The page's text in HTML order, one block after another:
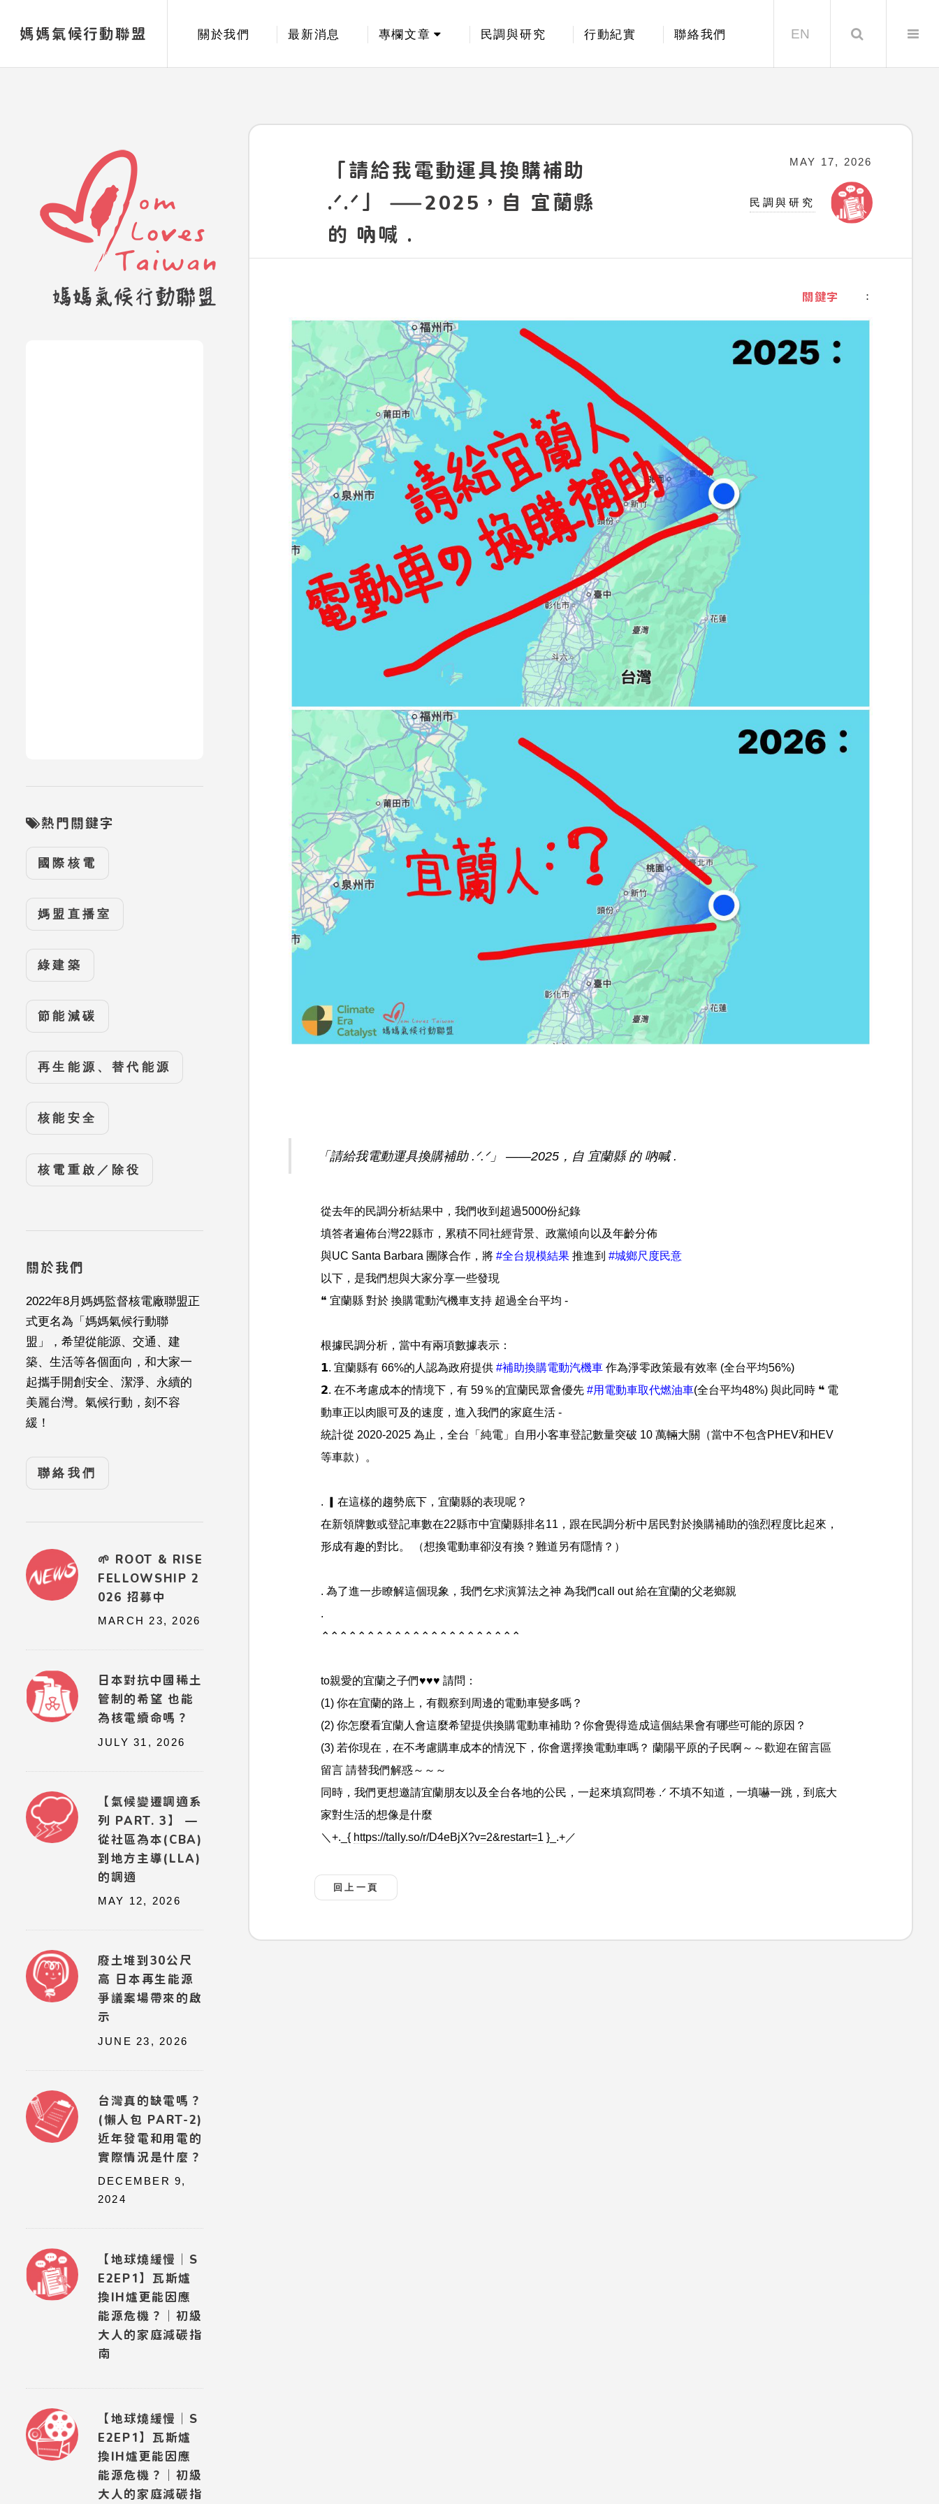
媽媽氣候行動聯盟 關於我們 最新消息 專欄文章 民調與研究 行動紀實 聯絡我們 EN Search
「請給我電動運具換購補助
.ᐟ.ᐟ」 ——2025，自 宜蘭縣
的 吶喊 .
MAY 17, 2026
民調與研究
關鍵字 ：
「請給我電動運具換購補助 .ᐟ.ᐟ」 ——2025，自 宜蘭縣 的 吶喊 .
從去年的民調分析結果中，我們收到超過5000份紀錄
填答者遍佈台灣22縣市，累積不同社經背景、政黨傾向以及年齡分佈
與UC Santa Barbara 團隊合作，將 #全台規模結果 推進到#城鄉尺度民意
以下，是我們想與大家分享一些發現
❝ 宜蘭縣 對於 換購電動汽機車支持 超過全台平均 -
根據民調分析，當中有兩項數據表示：
𝟭. 宜蘭縣有 66%的人認為政府提供 #補助換購電動汽機車 作為淨零政策最有效率 (全台平均56%)
𝟮. 在不考慮成本的情境下，有 59％的宜蘭民眾會優先#用電動車取代燃油車(全台平均48%) 與此同時 ❝ 電
動車正以肉眼可及的速度，進入我們的家庭生活 -
統計從 2020-2025 為止，全台「純電」自用小客車登記數量突破 10 萬輛大關（當中不包含PHEV和HEV
等車款）。
. ▎在這樣的趨勢底下，宜蘭縣的表現呢？
在新領牌數或登記車數在22縣市中宜蘭縣排名11，跟在民調分析中居民對於換購補助的強烈程度比起來，
形成有趣的對比。 （想換電動車卻沒有換？難道另有隱情？）
. 為了進一步瞭解這個現象，我們乞求演算法之神 為我們call out 給在宜蘭的父老鄉親
.
⌃⌃⌃⌃⌃⌃⌃⌃⌃⌃⌃⌃⌃⌃⌃⌃⌃⌃⌃⌃⌃⌃
to親愛的宜蘭之子們♥♥♥ 請問：
(1) 你在宜蘭的路上，有觀察到周邊的電動車變多嗎？
(2) 你怎麼看宜蘭人會這麼希望提供換購電動車補助？你會覺得造成這個結果會有哪些可能的原因？
(3) 若你現在，在不考慮購車成本的情況下，你會選擇換電動車嗎？ 蘭陽平原的子民啊～～歡迎在留言區
留言 請替我們解惑～～～
同時，我們更想邀請宜蘭朋友以及全台各地的公民，一起來填寫問卷 .ᐟ 不填不知道，一填嚇一跳，到底大
家對生活的想像是什麼
＼+._{ https://tally.so/r/D4eBjX?v=2&restart=1 }_.+／
熱門關鍵字
國際核電
媽盟直播室
綠建築
節能減碳
再生能源、替代能源
核能安全
核電重啟／除役
關於我們
2022年8月媽媽監督核電廠聯盟正
式更名為「媽媽氣候行動聯
盟」，希望從能源、交通、建
築、生活等各個面向，和大家一
起攜手開創安全、潔淨、永續的
美麗台灣。氣候行動，刻不容
緩！
聯絡我們
🌱 ROOT & RISE
FELLOWSHIP 2
026 招募中
MARCH 23, 2026
日本對抗中國稀土
管制的希望 也能
為核電續命嗎？
JULY 31, 2026
【氣候變遷調適系
列 PART. 3】 —
從社區為本(CBA)
到地方主導(LLA)
的調適
MAY 12, 2026
廢土堆到30公尺
高 日本再生能源
爭議案場帶來的啟
示
JUNE 23, 2026
台灣真的缺電嗎？
(懶人包 PART-2)
近年發電和用電的
實際情況是什麼？
DECEMBER 9,
2024
【地球燒緩慢｜S
E2EP1】瓦斯爐
換IH爐更能因應
能源危機？｜初級
大人的家庭減碳指
南
【地球燒緩慢｜S
E2EP1】瓦斯爐
換IH爐更能因應
能源危機？｜初級
大人的家庭減碳指